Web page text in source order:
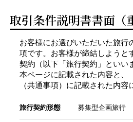
取引条件説明書書面（
お客様にお選びいただいた旅行
項です。お客様が締結しようと
契約（以下「旅行契約」といい
本ページに記載された内容と、
（共通事項）に記載された内容
旅行契約形態 募集型企画旅行